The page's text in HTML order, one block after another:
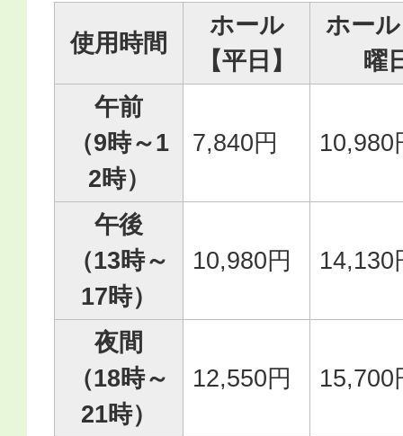
使用時間
ホール
【平日】
ホー
曜
午前
（9時～1
2時）
7,840円 10,980
午後
（13時～
17時）
10,980円 14,130
夜間
（18時～
21時）
12,550円 15,700